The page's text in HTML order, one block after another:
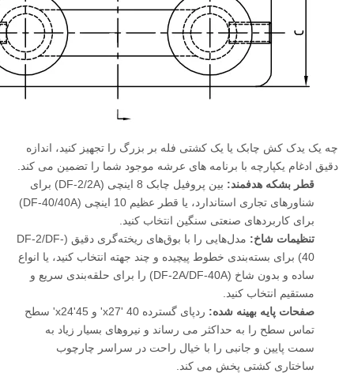
چه یک یدک کش چابک یا یک کشتی فله بر بزرگ را تجهیز کنید، اندازه
دقیق ادغام یکپارچه با برنامه های عرشه موجود شما را تضمین می کند.
قطر بشکه هدفمند:
بین پروفیل چابک 8 اینچی (DF-2/2A) برای
شناورهای تجاری استاندارد، یا قطر عظیم 10 اینچی (DF-40/40A)
برای کاربردهای صنعتی سنگین انتخاب کنید.
تنظیمات شاخ:
مدل‌هایی را با بوق‌های ریخته‌گری دقیق (DF-2/DF-
40) برای بسته‌بندی خطوط پیچیده و چند جهته انتخاب کنید، یا انواع
ساده و بدون شاخ (DF-2A/DF-40A) را برای حلقه‌بندی سریع و
مستقیم انتخاب کنید.
صفحات پایه بهینه شده:
ردپای گسترده 40 'x27' و 45'x24' سطح
تماس سطح را به حداکثر می رساند و نیروهای بسیار زیاد به
سمت پایین و جانبی را با خیال راحت در سراسر چارچوب
ساختاری کشتی پخش می کند.